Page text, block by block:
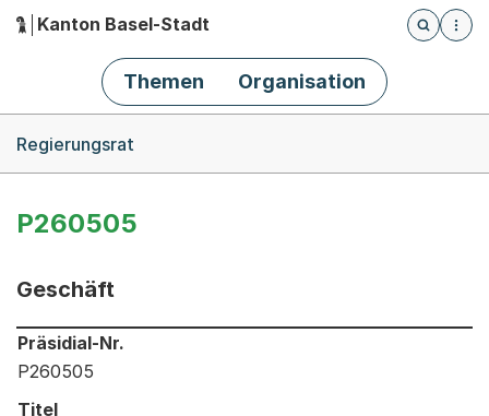
Hauptnavigation
Kanton Basel-Stadt
Öffnet
Themen Organisation
Regierungsrat
P260505
Geschäft
Informationen zum Ausgewählten Geschäft
Präsidial-Nr.
P260505
Titel